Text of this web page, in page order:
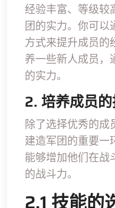
经验丰富、等级较
团的实力。你可以
方式来提升成员的
养一些新人成员，
的实力。
2. 培养成员
除了选择优秀的成
建造军团的重要一
能够增加他们在战
的战斗力。
2.1 技能的